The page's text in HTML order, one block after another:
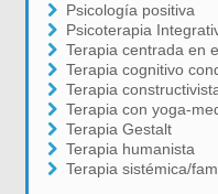
Psicología positiva
Psicoterapia
Terapia centrada en
Terapia cognitivo
Terapia
Terapia con yoga-
Terapia Gestalt
Terapia humanista
Terapia sistémica/